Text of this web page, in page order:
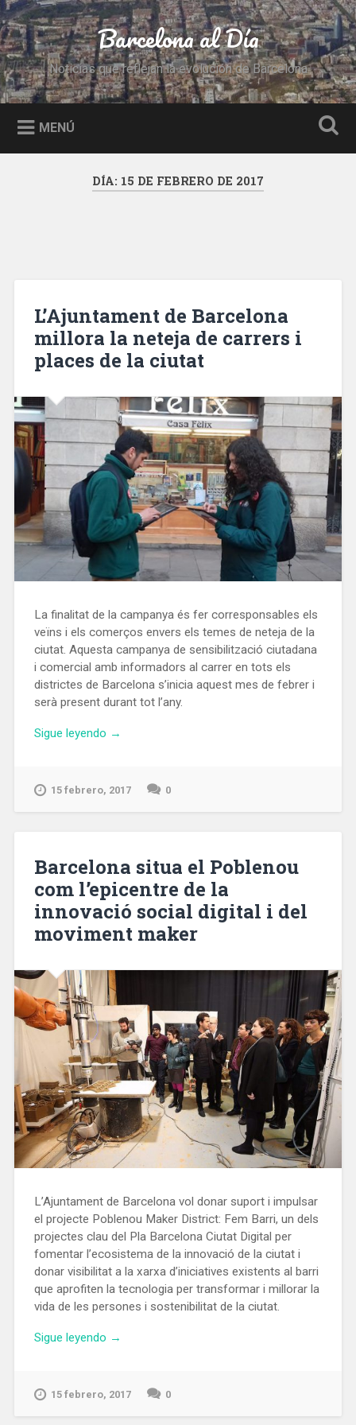
Saltar
al
contenido
Buscar Barcelona al Día
Noticias que reflejan la evolución de Barcelona
MENÚ
DÍA: 15 DE FEBRERO DE 2017
L’Ajuntament de Barcelona
millora la neteja de carrers i
places de la ciutat
La finalitat de la campanya és fer corresponsables els
veïns i els comerços envers els temes de neteja de la
ciutat. Aquesta campanya de sensibilització ciutadana
i comercial amb informadors al carrer en tots els
districtes de Barcelona s’inicia aquest mes de febrer i
serà present durant tot l’any.
Sigue leyendo «L’Ajuntament
millora
i
places
de
ciutat»
→
15 febrero, 2017 0
Barcelona situa el Poblenou
com l’epicentre de la
innovació social digital i del
moviment maker
L’Ajuntament de Barcelona vol donar suport i impulsar
el projecte Poblenou Maker District: Fem Barri, un dels
projectes clau del Pla Barcelona Ciutat Digital per
fomentar l’ecosistema de la innovació de la ciutat i
donar visibilitat a la xarxa d’iniciatives existents al barri
que aprofiten la tecnologia per transformar i millorar la
vida de les persones i sostenibilitat de la ciutat.
Sigue leyendo «Barcelona
Poblenou
→
15 febrero, 2017 0